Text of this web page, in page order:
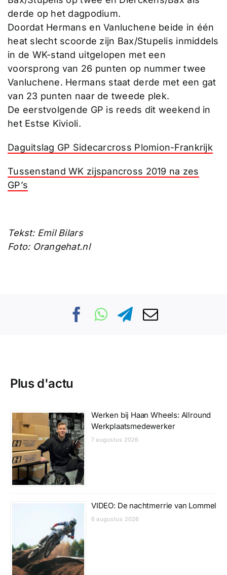
derde op het dagpodium.
Doordat Hermans en Vanluchene beide in één
heat slecht scoorde zijn Bax/Stupelis inmiddels
in de WK-stand uitgelopen met een
voorsprong van 26 punten op nummer twee
Vanluchene. Hermans staat derde met een gat
van 23 punten naar de tweede plek.
De eerstvolgende GP is reeds dit weekend in
het Estse Kivioli.
Daguitslag GP Sidecarcross Plomion-Frankrijk
Tussenstand WK zijspancross 2019 na zes
GP’s
Tekst: Emil Bilars
Foto: Orangehat.nl
Plus d'actu
Werken bij Haan Wheels: Allround
Werkplaatsmedewerker
7 augustus 2026
VIDEO: De nachtmerrie van Lommel
6 augustus 2026